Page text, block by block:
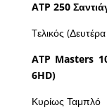
ATP 250
Tελικός
ATP Masters
6HD)
Κυρίως Ταμπλό